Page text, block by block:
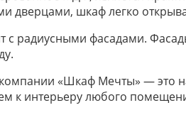
дверцами, шкаф легко
с радиусными фасадами.
компании «Шкаф Мечты» —
к интерьеру любого